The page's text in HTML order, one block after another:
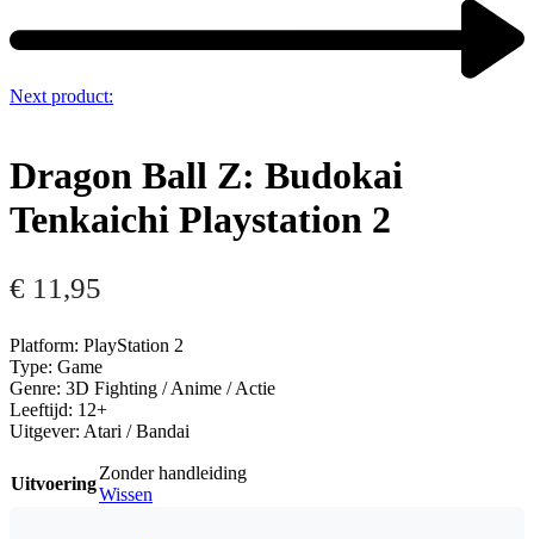
Next product:
Dragon Ball Z: Budokai
Tenkaichi Playstation 2
€ 11,95
Platform: PlayStation 2
Type: Game
Genre: 3D Fighting / Anime / Actie
Leeftijd: 12+
Uitgever: Atari / Bandai
Uitvoering
Zonder handleiding
Wissen